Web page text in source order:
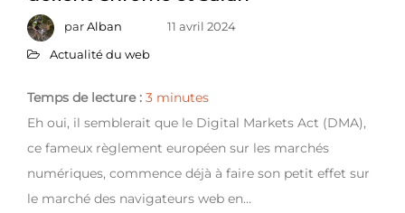
parAlban
11 avril 2024
Actualité du web
Temps de lecture : 3 minutes
Eh oui, il semblerait que le Digital Markets Act (DMA),
ce fameux règlement européen sur les marchés
numériques, commence déjà à faire son petit effet sur
le marché des navigateurs web en…